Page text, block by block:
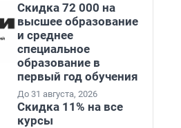
Скидка 72 000 на
высшее образование
и среднее
специальное
образование в
первый год обучения
До 31 августа, 2026
Скидка 11% на все
курсы